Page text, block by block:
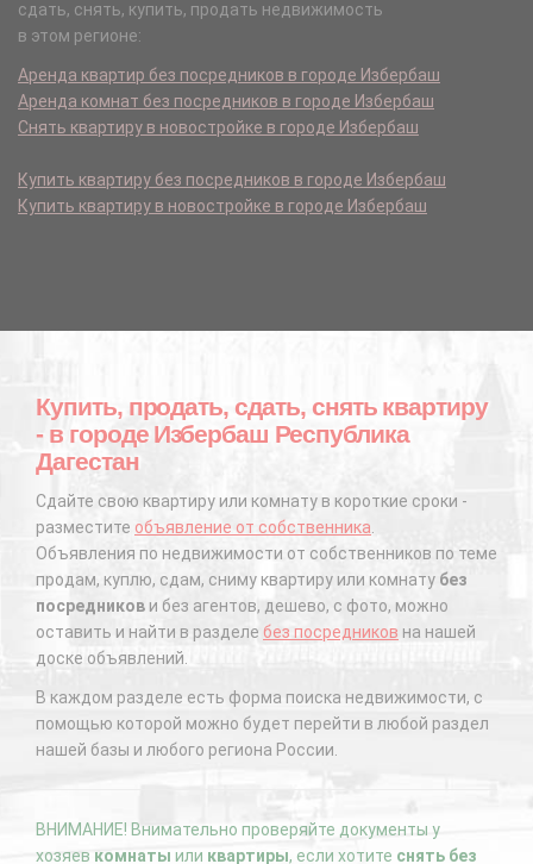
сдать, снять, купить, продать недвижимость
в этом регионе:
Аренда квартир без посредников в городе Избербаш
Аренда комнат без посредников в городе Избербаш
Снять квартиру в новостройке в городе Избербаш
Купить квартиру без посредников в городе Избербаш
Купить квартиру в новостройке в городе Избербаш
Купить, продать, сдать, снять квартиру
- в городе Избербаш Республика
Дагестан
Сдайте свою квартиру или комнату в короткие сроки -
разместите объявление от собственника.
Объявления по недвижимости от собственников по теме
продам, куплю, сдам, сниму квартиру или комнату без
посредников и без агентов, дешево, с фото, можно
оставить и найти в разделе без посредников на нашей
доске объявлений.
В каждом разделе есть форма поиска недвижимости, с
помощью которой можно будет перейти в любой раздел
нашей базы и любого региона России.
ВНИМАНИЕ! Внимательно проверяйте документы у
хозяев комнаты или квартиры, если хотите снять без